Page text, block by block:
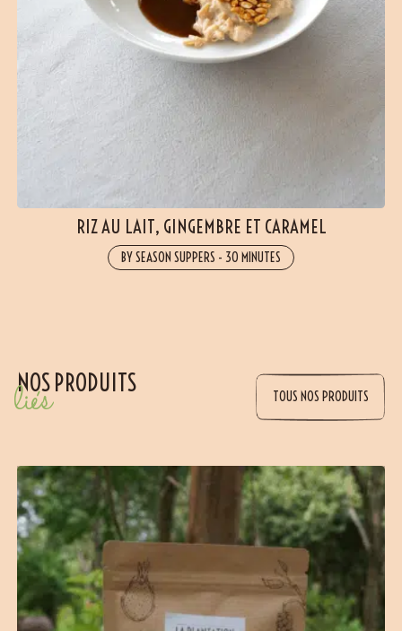
RIZ AU LAIT, GINGEMBRE ET CARAMEL
BY SEASON SUPPERS - 30 MINUTES
NOS PRODUITS
liés TOUS NOS PRODUITS